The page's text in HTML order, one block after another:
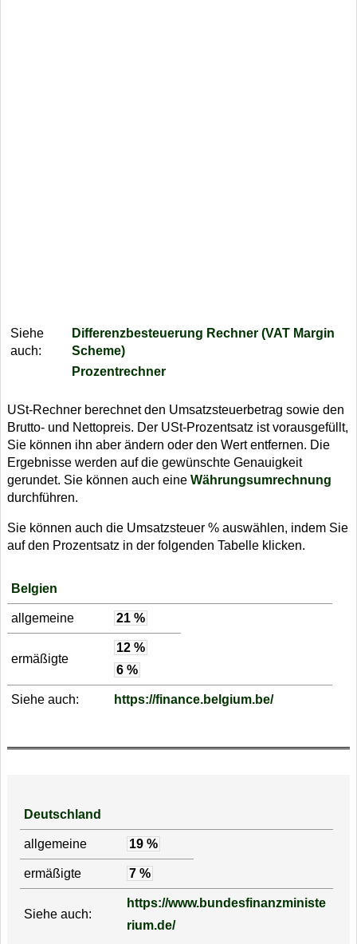
Siehe
auch:
Differenzbesteuerung Rechner (VAT Margin
Scheme)
Prozentrechner
USt-Rechner berechnet den Umsatzsteuerbetrag sowie den
Brutto- und Nettopreis. Der USt-Prozentsatz ist vorausgefüllt,
Sie können ihn aber ändern oder den Wert entfernen. Die
Ergebnisse werden auf die gewünschte Genauigkeit
gerundet. Sie können auch eine Währungsumrechnung
durchführen.
Sie können auch die Umsatzsteuer % auswählen, indem Sie
auf den Prozentsatz in der folgenden Tabelle klicken.
Belgien
allgemeine 21 %
ermäßigte
12 %
6 %
Siehe auch: https://finance.belgium.be/
Deutschland
allgemeine 19 %
ermäßigte 7 %
Siehe auch:
https://www.bundesfinanzministe
rium.de/